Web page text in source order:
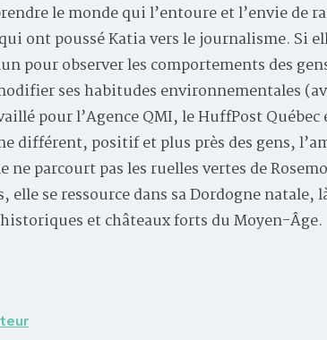
le monde qui l’entoure et l’envie de
ont poussé Katia vers le journalisme. Si
pour observer les comportements des
ses habitudes environnementales
pour l’Agence QMI, le HuffPost Québec
différent, positif et plus près des gens,
ne parcourt pas les ruelles vertes de
se ressource dans sa Dordogne natale,
et châteaux forts du Moyen-Âge.